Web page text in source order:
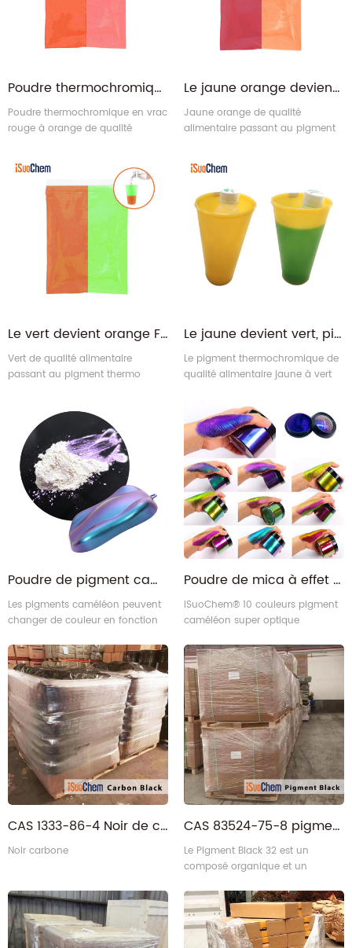
Poudre thermochromique en vrac rouge virant à l'orange pour gobelets en PP
Poudre thermochromique en vrac
rouge à orange de qualité
thermochromique orange +
pigment fluorescent rouge
Le jaune orange devient rouge Fabricant de pigments thermochromatiques changeants à froid
Jaune orange de qualité
alimentaire passant au pigment
thermochromique rouge +
pigment fluorescent jaune
orange
Le vert devient orange Fabricant de pigments thermochromiques thermochromiques
Vert de qualité alimentaire
passant au pigment thermo
pigment fluorescent vert
Le jaune devient vert, pigment thermochromique à changement de chaleur de qualité alimentaire
Le pigment thermochromique de
qualité alimentaire jaune à vert
tasses thermochromiques, aux
tasses thermochromiques, aux
cuillères thermochromiques et à
d'autres produits
thermochromiques en contact
avec la peau.
Poudre de pigment caméléon à changement de couleur à base de mica pour toutes les industries
Les pigments caméléon peuvent
changer de couleur en fonction
Poudre de mica à effet de changement de couleur métallique, pigment caméléon super optique multichrome
iSuoChem® 10 couleurs pigment
caméléon super optique
CAS 1333-86-4 Noir de carbone
Noir carbone
CAS 83524-75-8 pigment organique noir
Le Pigment Black 32 est un
composé organique et un